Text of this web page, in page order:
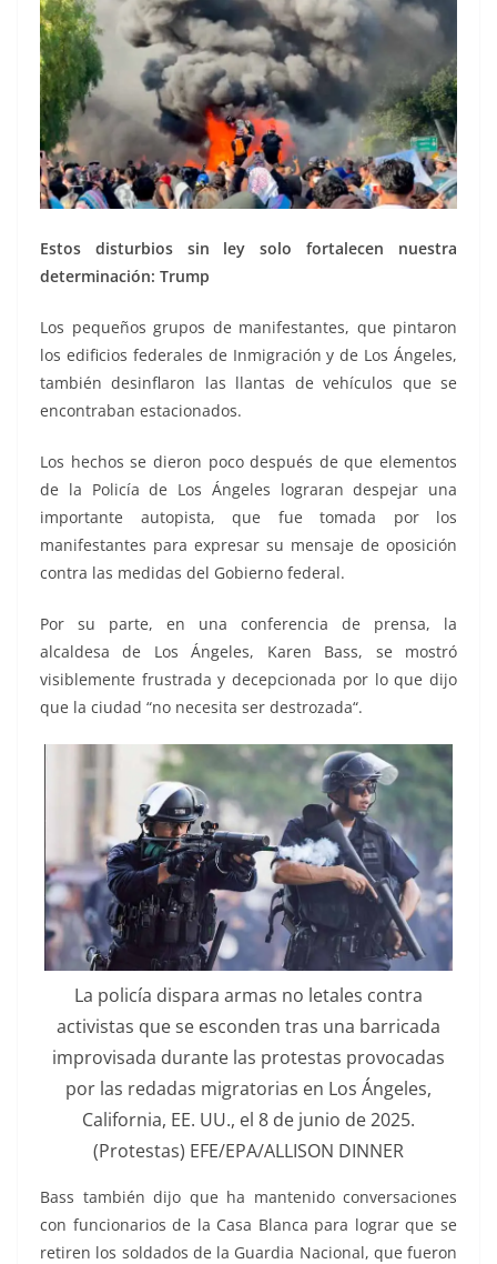
Estos disturbios sin ley solo fortalecen nuestra
determinación: Trump
Los pequeños grupos de manifestantes, que pintaron
los edificios federales de Inmigración y de Los Ángeles,
también desinflaron las llantas de vehículos que se
encontraban estacionados.
Los hechos se dieron poco después de que elementos
de la Policía de Los Ángeles lograran despejar una
importante autopista, que fue tomada por los
manifestantes para expresar su mensaje de oposición
contra las medidas del Gobierno federal.
Por su parte, en una conferencia de prensa, la
alcaldesa de Los Ángeles, Karen Bass, se mostró
visiblemente frustrada y decepcionada por lo que dijo
que la ciudad “no necesita ser destrozada“.
La policía dispara armas no letales contra
activistas que se esconden tras una barricada
improvisada durante las protestas provocadas
por las redadas migratorias en Los Ángeles,
California, EE. UU., el 8 de junio de 2025.
(Protestas) EFE/EPA/ALLISON DINNER
Bass también dijo que ha mantenido conversaciones
con funcionarios de la Casa Blanca para lograr que se
retiren los soldados de la Guardia Nacional, que fueron